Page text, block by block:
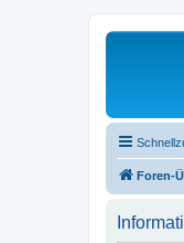
Foren-